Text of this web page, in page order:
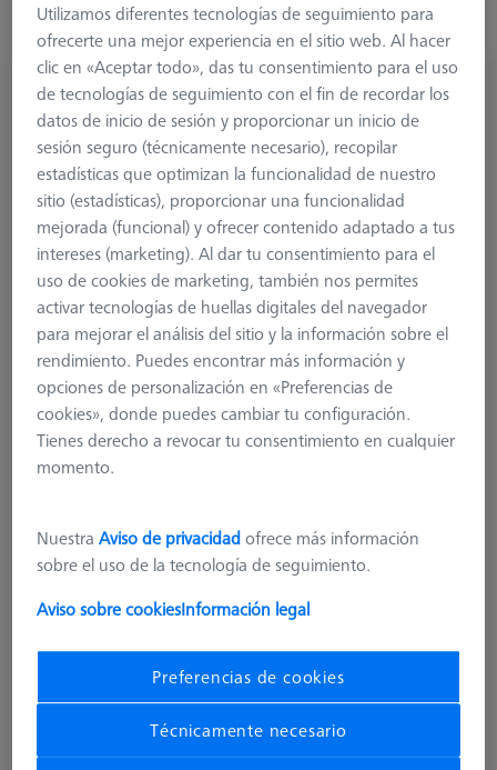
Palpador cilíndrico M2, DK2 L21
602030-8100-000
21,0 mm
Spherical Cylinder
Utilizamos diferentes tecnologías de seguimiento para
ofrecerte una mejor experiencia en el sitio web. Al hacer
clic en «Aceptar todo», das tu consentimiento para el uso
de tecnologías de seguimiento con el fin de recordar los
datos de inicio de sesión y proporcionar un inicio de
sesión seguro (técnicamente necesario), recopilar
estadísticas que optimizan la funcionalidad de nuestro
sitio (estadísticas), proporcionar una funcionalidad
mejorada (funcional) y ofrecer contenido adaptado a tus
intereses (marketing). Al dar tu consentimiento para el
uso de cookies de marketing, también nos permites
activar tecnologías de huellas digitales del navegador
para mejorar el análisis del sitio y la información sobre el
rendimiento. Puedes encontrar más información y
opciones de personalización en «Preferencias de
cookies», donde puedes cambiar tu configuración.
Tienes derecho a revocar tu consentimiento en cualquier
momento.
NuestraAviso de privacidadofrece más información
sobre el uso de la tecnología de seguimiento.
Aviso sobre cookiesInformación legal
Preferencias de cookies
Técnicamente necesario